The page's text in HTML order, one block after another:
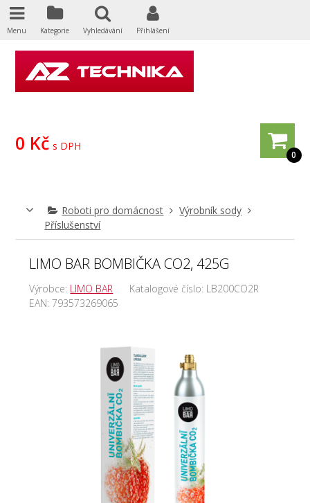
0
0 Kč s DPH
Roboti pro domácnost
Výrobník sody
Příslušenství
LIMO BAR BOMBIČKA CO2, 425G
Výrobce: LIMO BAR Katalogové číslo: LB200CO2R
EAN:793573269065
Menu Kategorie Vyhledávání Přihlášení